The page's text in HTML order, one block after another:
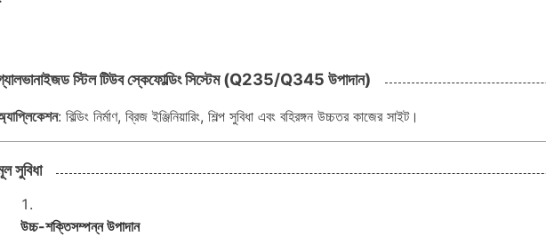
স্টিল টিউব স্কেফোল্ডিং সিস্টেম (Q235/Q345 উপাদান)
: বিল্ডিং নির্মাণ, ব্রিজ ইঞ্জিনিয়ারিং, শিল্প সুবিধা এবং বহিরঙ্গন উচ্চতর কাজের সাইট।
সুবিধা
উচ্চ-শক্তিসম্পন্ন উপাদান